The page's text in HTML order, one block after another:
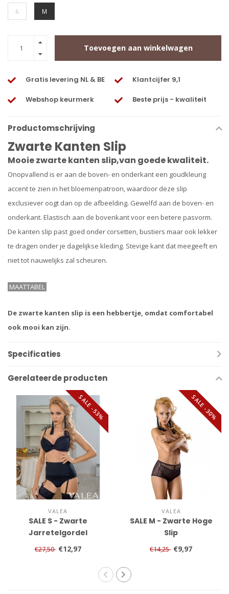
S M
Toevoegen aan winkelwagen
Gratis levering NL & BE Klantcijfer 9,1
Webshop keurmerk Beste prijs - kwaliteit
Productomschrijving
Zwarte Kanten Slip
Mooie zwarte kanten slip,van goede kwaliteit.
Onopvallend is er aan de boven- en onderkant een goudkleurig
accent te zien in het bloemenpatroon, waardoor deze slip
exclusiever oogt dan op de afbeelding. Gewelfd aan de boven- en
onderkant. Elastisch aan de bovenkant voor een betere pasvorm.
De kanten slip past goed onder corsetten, bustiers maar ook lekker
te dragen onder je dagelijkse kleding. Stevige kant dat meegeeft en
niet tot nauwelijks zal scheuren.
MAATTABEL
De zwarte kanten slip is een hebbertje, omdat comfortabel
ook mooi kan zijn.
Specificaties
Gerelateerde producten
SALE -53%
VALEA
SALE S - Zwarte
Jarretelgordel
€27,50 €12,97
SALE -30%
VALEA
SALE M - Zwarte Hoge
Slip
€14,25 €9,97